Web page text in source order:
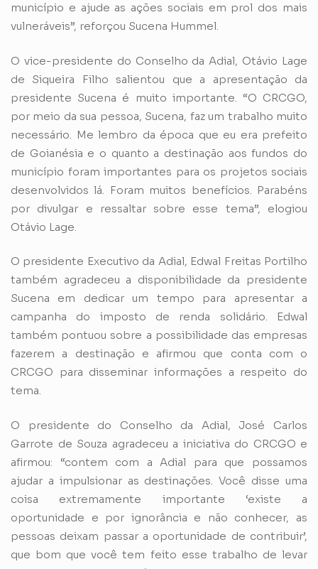
município e ajude as ações sociais em prol dos mais
vulneráveis”, reforçou Sucena Hummel.
O vice-presidente do Conselho da Adial, Otávio Lage
de Siqueira Filho salientou que a apresentação da
presidente Sucena é muito importante. “O CRCGO,
por meio da sua pessoa, Sucena, faz um trabalho muito
necessário. Me lembro da época que eu era prefeito
de Goianésia e o quanto a destinação aos fundos do
município foram importantes para os projetos sociais
desenvolvidos lá. Foram muitos benefícios. Parabéns
por divulgar e ressaltar sobre esse tema”, elogiou
Otávio Lage.
O presidente Executivo da Adial, Edwal Freitas Portilho
também agradeceu a disponibilidade da presidente
Sucena em dedicar um tempo para apresentar a
campanha do imposto de renda solidário. Edwal
também pontuou sobre a possibilidade das empresas
fazerem a destinação e afirmou que conta com o
CRCGO para disseminar informações a respeito do
tema.
O presidente do Conselho da Adial, José Carlos
Garrote de Souza agradeceu a iniciativa do CRCGO e
afirmou: “contem com a Adial para que possamos
ajudar a impulsionar as destinações. Você disse uma
coisa extremamente importante ‘existe a
oportunidade e por ignorância e não conhecer, as
pessoas deixam passar a oportunidade de contribuir’,
que bom que você tem feito esse trabalho de levar